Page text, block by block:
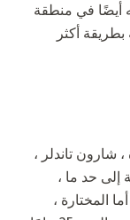
أيضًا في منطقة
أكثر
شارون تاندلر ،
إلى حد ما ،
المختارة ،